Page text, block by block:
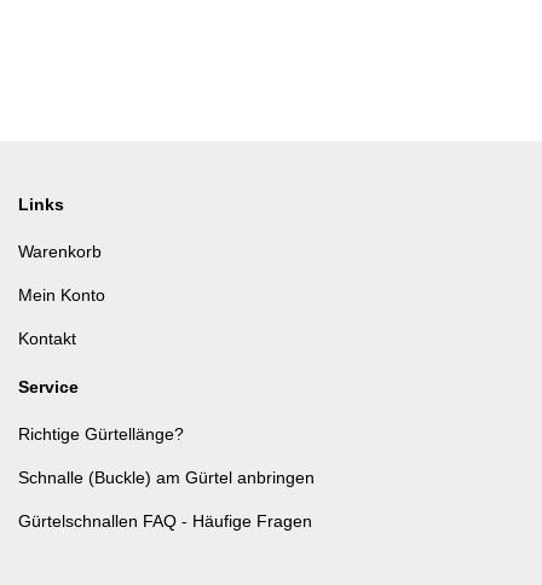
Links
Warenkorb
Mein Konto
Kontakt
Service
Richtige Gürtellänge?
Schnalle (Buckle) am Gürtel anbringen
Gürtelschnallen FAQ - Häufige Fragen